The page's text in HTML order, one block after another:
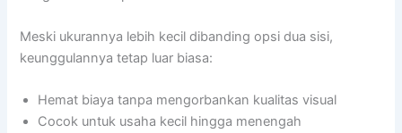
Meski ukurannya lebih kecil dibanding opsi dua sisi,
keunggulannya tetap luar biasa:
Hemat biaya tanpa mengorbankan kualitas visual
Cocok untuk usaha kecil hingga menengah